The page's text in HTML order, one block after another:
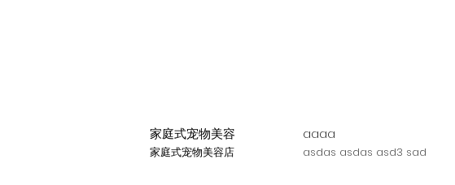
家庭式宠物美容
家庭式宠物美容店
aaaa
asdas asdas asd3 sad